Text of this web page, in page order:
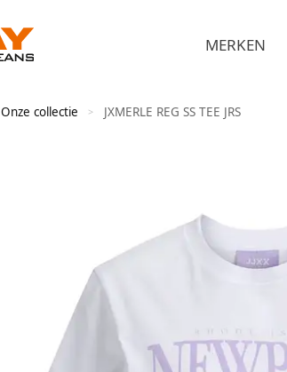
MERKEN
Onze collectie > JXMERLE REG SS TEE JRS